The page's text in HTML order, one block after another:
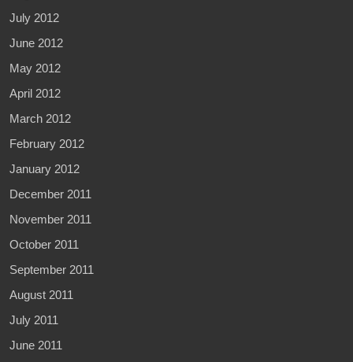
July 2012
June 2012
May 2012
April 2012
March 2012
February 2012
January 2012
December 2011
November 2011
October 2011
September 2011
August 2011
July 2011
June 2011